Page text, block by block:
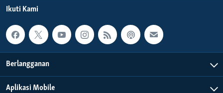
Ikuti Kami
Berlangganan
Aplikasi Mobile